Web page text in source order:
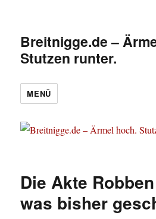
Breitnigge.de –
Stutzen runter.
MENÜ
Die Akte
was bisher